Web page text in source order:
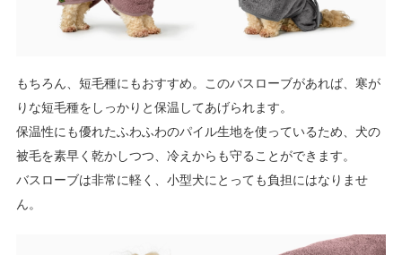
もちろん、短毛種にもおすすめ。このバスローブがあれば、寒が
りな短毛種をしっかりと保温してあげられます。
保温性にも優れたふわふわのパイル生地を使っているため、犬の
被毛を素早く乾かしつつ、冷えからも守ることができます。
バスローブは非常に軽く、小型犬にとっても負担にはなりませ
ん。